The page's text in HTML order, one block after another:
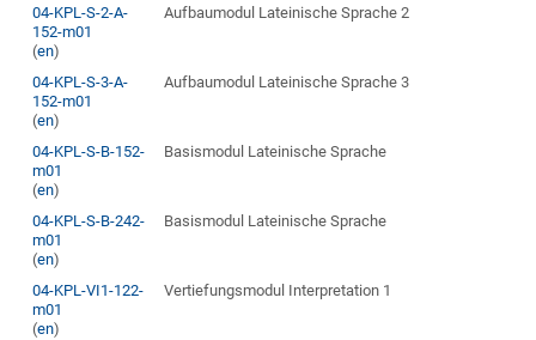
04-KPL-S-2-A-
152-m01
(en)
Aufbaumodul Lateinische Sprache 2
04-KPL-S-3-A-
152-m01
(en)
Aufbaumodul Lateinische Sprache 3
04-KPL-S-B-152-
m01
(en)
Basismodul Lateinische Sprache
04-KPL-S-B-242-
m01
(en)
Basismodul Lateinische Sprache
04-KPL-VI1-122-
m01
(en)
Vertiefungsmodul Interpretation 1